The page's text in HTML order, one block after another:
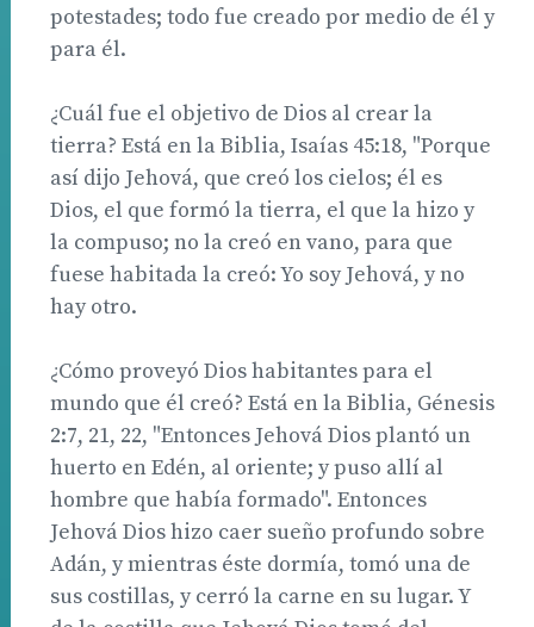
potestades; todo fue creado por medio de él y
para él.
¿Cuál fue el objetivo de Dios al crear la
tierra? Está en la Biblia, Isaías 45:18, "Porque
así dijo Jehová, que creó los cielos; él es
Dios, el que formó la tierra, el que la hizo y
la compuso; no la creó en vano, para que
fuese habitada la creó: Yo soy Jehová, y no
hay otro.
¿Cómo proveyó Dios habitantes para el
mundo que él creó? Está en la Biblia, Génesis
2:7, 21, 22, "Entonces Jehová Dios plantó un
huerto en Edén, al oriente; y puso allí al
hombre que había formado". Entonces
Jehová Dios hizo caer sueño profundo sobre
Adán, y mientras éste dormía, tomó una de
sus costillas, y cerró la carne en su lugar. Y